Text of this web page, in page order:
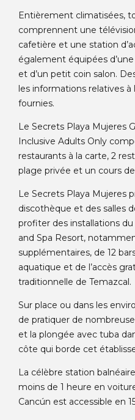
Entièrement climatisées,
comprennent une
cafetière et une station
également équipées
et d’un petit coin salon.
les informations relatives à
fournies.
Le Secrets Playa Mujeres
Inclusive Adults Only
restaurants à la carte, 2
plage privée et un cours
Le Secrets Playa Mujeres
discothèque et des salles
profiter des installations
and Spa Resort,
supplémentaires, de 12
aquatique et de l’accès
traditionnelle de Temazcal.
Sur place ou dans les
de pratiquer de
et la plongée avec tuba
côte qui borde cet
La célèbre station
moins de 1 heure en
Cancún est accessible en